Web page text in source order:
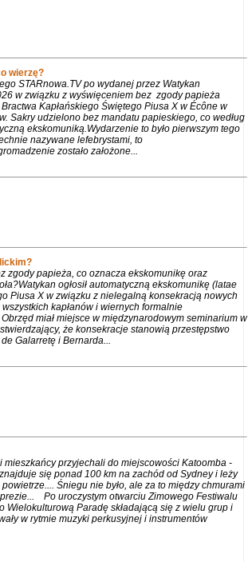
wierzę?
STARnowa.TV po wydanej przez Watykan
w związku z wyświęceniem bez zgody papieża
Kapłańskiego Świętego Piusa X w Écône w
Sakry udzielono bez mandatu papieskiego, co według
ekskomuniką.Wydarzenie to było pierwszym tego
nazywane lefebrystami, to
zostało założone...
zgody papieża, co oznacza ekskomunikę oraz
ogłosił automatyczną ekskomunikę (latae
Piusa X w związku z nielegalną konsekracją nowych
kapłanów i wiernych formalnie
miał miejsce w międzynarodowym seminarium w
że konsekracje stanowią przestępstwo
Galarretę i Bernarda...
przyjechali do miejscowości Katoomba -
się ponad 100 km na zachód od Sydney i leży
Śniegu nie było, ale za to między chmurami
Po uroczystym otwarciu Zimowego Festiwalu
Wielokulturową Paradę składającą się z wielu grup i
w rytmie muzyki perkusyjnej i instrumentów